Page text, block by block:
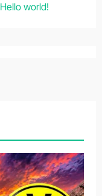
Hello world!